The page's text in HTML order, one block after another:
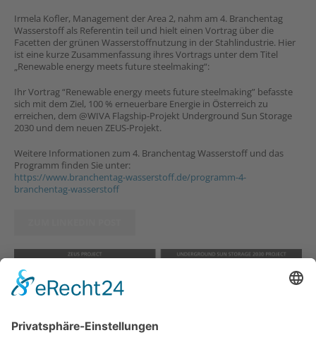
Irmela Kofler, Management der Area 2, nahm am 4. Branchentag
Wasserstoff als Referentin teil und hielt einen Vortrag über die
Facetten der grünen Wasserstoffnutzung in der Stahlindustrie. Hier
ist eine kurze Zusammenfassung ihres Vortrags unter dem Titel
„Renewable energy meets future steelmaking“:
Ihr Vortrag “Renewable energy meets future steelmaking” befasste
sich mit dem Ziel, 100 % erneuerbare Energie in Österreich zu
erreichen, dem @WIVA Flagship-Projekt Underground Sun Storage
2030 und dem neuen ZEUS-Projekt.
Weitere Informationen zum 4. Branchentag Wasserstoff und das
Programm finden Sie unter:
https://www.branchentag-wasserstoff.de/programm-4-
branchentag-wasserstoff